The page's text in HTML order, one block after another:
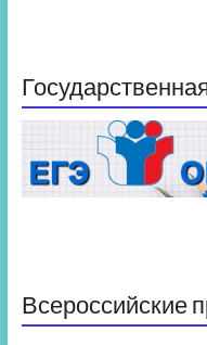
Всероссийские